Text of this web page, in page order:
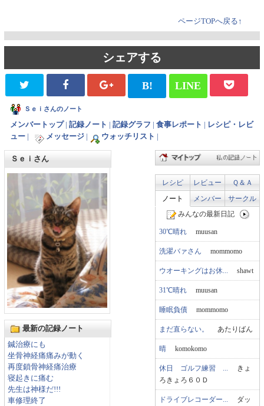
ページTOPへ戻る↑
シェアする
B! LINE
Ｓｅｉさんのノート
メンバートップ| 記録ノート 記録グラフ 食事レポート
レシピ・レビ
ュー
メッセージ ウォッチリスト
Ｓｅｉさん
最新の記録ノート
鍼治療にも
坐骨神経痛痛みが動く
再度鎖骨神経痛治療
寝起きに痛む
先生は神様だ!!!
車修理終了
レシピ レビュー
Ｑ＆Ａ
ノート
メンバー
サークル
みんなの最新日記
30℃晴れ muusan
洗濯バァさん mommomo
ウオーキングはお休... shawt
31℃晴れ muusan
睡眠負債 mommomo
まだ直らない。 あたりばん
晴 komokomo
休日 ゴルフ練習 ...
きょ
ろきょろ６０Ｄ
ドライブレコーダー...
ダッ